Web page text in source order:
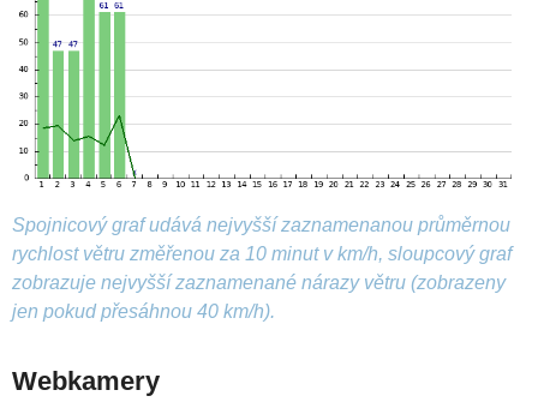
Spojnicový graf udává nejvyšší zaznamenanou průměrnou
rychlost větru změřenou za 10 minut v km/h, sloupcový graf
zobrazuje nejvyšší zaznamenané nárazy větru (zobrazeny
jen pokud přesáhnou 40 km/h).
Webkamery